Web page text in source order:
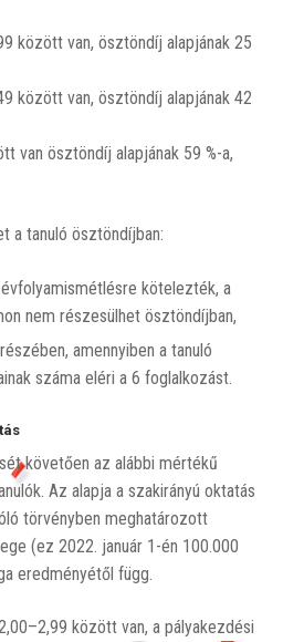
között van, ösztöndíj alapjának 25
között van, ösztöndíj alapjának 42
van ösztöndíj alapjának 59 %-a,
a tanuló ösztöndíjban:
kötelezték, a
nem részesülhet ösztöndíjban,
amennyiben a tanuló
száma eléri a 6 foglalkozást.
követően az alábbi mértékű
Az alapja a szakirányú oktatás
törvényben meghatározott
(ez 2022. január 1-én 100.000
eredményétől függ.
között van, a pályakezdési